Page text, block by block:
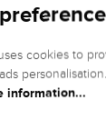
cookies to
information...